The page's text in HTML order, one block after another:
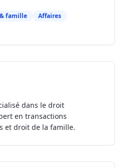
famille
Affaires
dans le droit
en transactions
et droit de la famille.